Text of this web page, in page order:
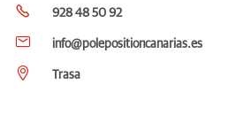
928 48 50 92
info@polepositioncanarias.es
Trasa